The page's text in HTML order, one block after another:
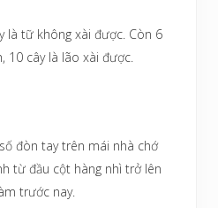
là tữ không xài được. Còn 6
10 cây là lão xài được.
đòn tay trên mái nhà chớ
từ đầu cột hàng nhì trở lên
trước nay.